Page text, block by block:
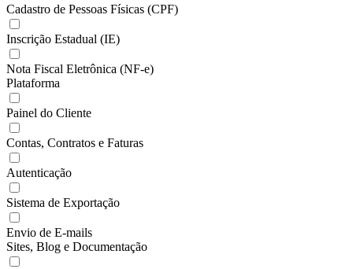
Cadastro de Pessoas Físicas (CPF)
Inscrição Estadual (IE)
Nota Fiscal Eletrônica (NF-e)
Plataforma
Painel do Cliente
Contas, Contratos e Faturas
Autenticação
Sistema de Exportação
Envio de E-mails
Sites, Blog e Documentação